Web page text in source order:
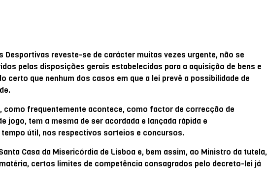
Desportivas reveste-se de carácter muitas vezes urgente, não se
pelas disposições gerais estabelecidas para a aquisição de bens e
certo que nenhum dos casos em que a lei prevê a possibilidade de
como frequentemente acontece, como factor de correcção de
tem a mesma de ser acordada e lançada rápida e
útil, nos respectivos sorteios e concursos.
Casa da Misericórdia de Lisboa e, bem assim, ao Ministro da tutela,
certos limites de competência consagrados pelo decreto-lei já